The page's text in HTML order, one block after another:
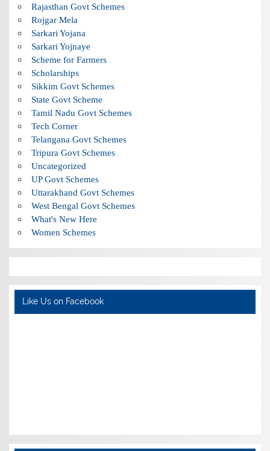
Rajasthan Govt Schemes
Rojgar Mela
Sarkari Yojana
Sarkari Yojnaye
Scheme for Farmers
Scholarships
Sikkim Govt Schemes
State Govt Scheme
Tamil Nadu Govt Schemes
Tech Corner
Telangana Govt Schemes
Tripura Govt Schemes
Uncategorized
UP Govt Schemes
Uttarakhand Govt Schemes
West Bengal Govt Schemes
What's New Here
Women Schemes
Like Us on Facebook